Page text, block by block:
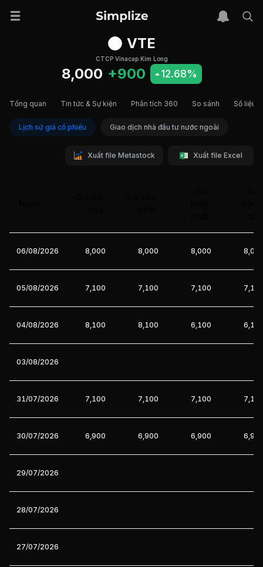
VTE
CTCP Vinacap Kim Long
8,000 +900 12.68%
Tổng quan Tin tức & Sự kiện Phân tích 360 So sánh Số liệu
Lịch sử giá cổ phiếu Giao dịch nhà đầu tư nước ngoài
Xuất file Metastock Xuất file Excel
06/08/2026 8,000 8,000 8,000
05/08/2026 7,100 7,100 7,100
04/08/2026 8,100 8,100 6,100
03/08/2026
31/07/2026 7,100 7,100 7,100
30/07/2026 6,900 6,900 6,900
29/07/2026
28/07/2026
27/07/2026